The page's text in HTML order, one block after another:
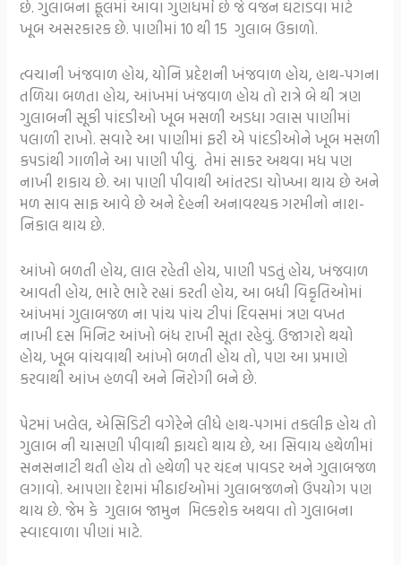
છે. ગુલાબના ફૂલમાં આવા ગુણધર્મો છે જે વજન ઘટાડવા માટે
ખૂબ અસરકારક છે. પાણીમાં 10 થી 15 ગુલાબ ઉકાળો.
ત્વચાની ખંજવાળ હોય, યોનિ પ્રદેશની ખંજવાળ હોય, હાથ-પગના
તળિયા બળતા હોય, આંખમાં ખંજવાળ હોય તો રાત્રે બે થી ત્રણ
ગુલાબની સૂકી પાંદડીઓ ખૂબ મસળી અડધા ગ્લાસ પાણીમાં
પલાળી રાખો. સવારે આ પાણીમાં ફરી એ પાંદડીઓને ખૂબ મસળી
કપડાંથી ગાળીને આ પાણી પીવું. તેમાં સાકર અથવા મધ પણ
નાખી શકાય છે. આ પાણી પીવાથી આંતરડા ચોખ્ખા થાય છે અને
મળ સાવ સાફ આવે છે અને દેહની અનાવશ્યક ગરમીનો નાશ-
નિકાલ થાય છે.
આંખો બળતી હોય, લાલ રહેતી હોય, પાણી પડતું હોય, ખંજવાળ
આવતી હોય, ભારે ભારે રહ્યાં કરતી હોય, આ બધી વિકૃતિઓમાં
આંખમાં ગુલાબજળ ના પાંચ પાંચ ટીપાં દિવસમાં ત્રણ વખત
નાખી દસ મિનિટ આંખો બંધ રાખી સૂતા રહેવું. ઉજાગરો થયો
હોય, ખૂબ વાંચવાથી આંખો બળતી હોય તો, પણ આ પ્રમાણે
કરવાથી આંખ હળવી અને નિરોગી બને છે.
પેટમાં ખલેલ, એસિડિટી વગેરેને લીધે હાથ-પગમાં તકલીફ હોય તો
ગુલાબ ની ચાસણી પીવાથી ફાયદો થાય છે, આ સિવાય હથેળીમાં
સનસનાટી થતી હોય તો હથેળી પર ચંદન પાવડર અને ગુલાબજળ
લગાવો. આપણા દેશમાં મીઠાઈઓમાં ગુલાબજળનો ઉપયોગ પણ
થાય છે. જેમ કે ગુલાબ જામુન મિલ્કશેક અથવા તો ગુલાબના
સ્વાદવાળા પીણાં માટે.